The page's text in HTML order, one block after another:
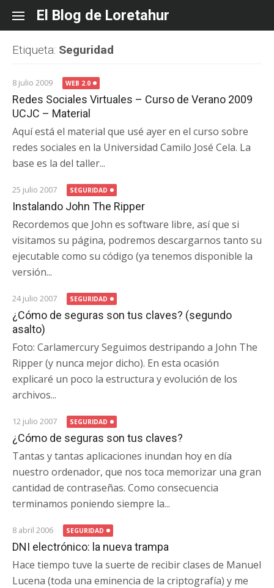
content
El Blog de Loretahur
Etiqueta: Seguridad
8 julio 2009 WEB 2.0
Redes Sociales Virtuales – Curso de Verano 2009
UCJC – Material
Aquí está el material que usé ayer en el curso sobre
redes sociales en la Universidad Camilo José Cela. La
base es la del taller...
25 julio 2007 SEGURIDAD
Instalando John The Ripper
Recordemos que John es software libre, así que si
visitamos su página, podremos descargarnos tanto su
ejecutable como su código (ya tenemos disponible la
versión...
24 julio 2007 SEGURIDAD
¿Cómo de seguras son tus claves? (segundo
asalto)
Foto: Carlamercury Seguimos destripando a John The
Ripper (y nunca mejor dicho). En esta ocasión
explicaré un poco la estructura y evolución de los
archivos...
12 julio 2007 SEGURIDAD
¿Cómo de seguras son tus claves?
Tantas y tantas aplicaciones inundan hoy en día
nuestro ordenador, que nos toca memorizar una gran
cantidad de contraseñas. Como consecuencia
terminamos poniendo siempre la...
8 abril 2006 SEGURIDAD
DNI electrónico: la nueva trampa
Hace tiempo tuve la suerte de recibir clases de Manuel
Lucena (toda una eminencia de la criptografía) y me